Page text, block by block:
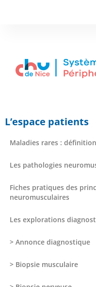
L’espace patients
Maladies rares :
Les pathologies
Fiches pratiques des
neuromusculaires
Les explorations
> Annonce diagnostique
> Biopsie musculaire